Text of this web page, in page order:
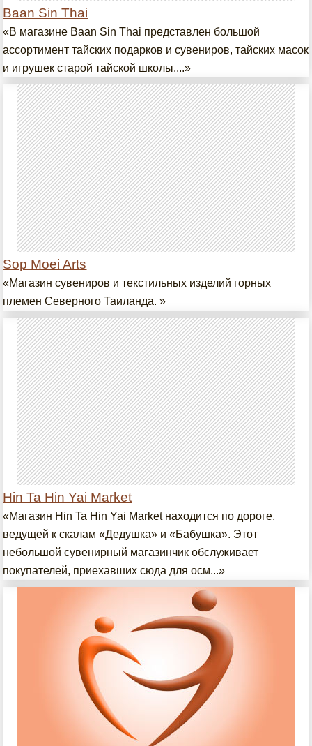
Baan Sin Thai
«В магазине Baan Sin Thai представлен большой
ассортимент тайских подарков и сувениров, тайских масок
и игрушек старой тайской школы....»
Sop Moei Arts
«Магазин сувениров и текстильных изделий горных
племен Северного Таиланда. »
Hin Ta Hin Yai Market
«Магазин Hin Ta Hin Yai Market находится по дороге,
ведущей к скалам «Дедушка» и «Бабушка». Этот
небольшой сувенирный магазинчик обслуживает
покупателей, приехавших сюда для осм...»